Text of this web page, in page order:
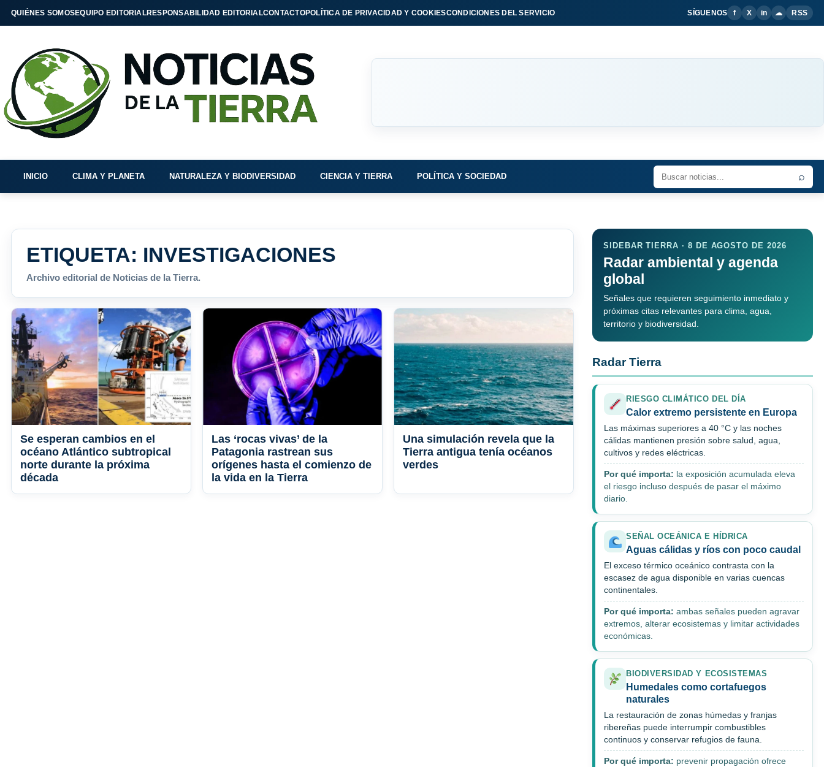
QUIÉNES SOMOSEQUIPO EDITORIALRESPONSABILIDAD EDITORIALCONTACTOPOLÍTICA DE PRIVACIDAD Y COOKIESCONDICIONES DEL SERVICIO SÍGUENOS f X in ☁ RSS
INICIO CLIMA Y PLANETA NATURALEZA Y BIODIVERSIDAD CIENCIA Y TIERRA POLÍTICA Y SOCIEDAD ⌕
ETIQUETA: INVESTIGACIONES
Archivo editorial de Noticias de la Tierra.
Se esperan cambios en el
océano Atlántico subtropical
norte durante la próxima
década
Las ‘rocas vivas’ de la
Patagonia rastrean sus
orígenes hasta el comienzo de
la vida en la Tierra
Una simulación revela que la
Tierra antigua tenía océanos
verdes
SIDEBAR TIERRA · 8 DE AGOSTO DE 2026
Radar ambiental y agenda
global
Señales que requieren seguimiento inmediato y
próximas citas relevantes para clima, agua,
territorio y biodiversidad.
Radar Tierra
RIESGO CLIMÁTICO DEL DÍA
Calor extremo persistente en Europa
Las máximas superiores a 40 °C y las noches
cálidas mantienen presión sobre salud, agua,
cultivos y redes eléctricas.
Por qué importa: la exposición acumulada eleva
el riesgo incluso después de pasar el máximo
diario.
SEÑAL OCEÁNICA E HÍDRICA
Aguas cálidas y ríos con poco caudal
El exceso térmico oceánico contrasta con la
escasez de agua disponible en varias cuencas
continentales.
Por qué importa: ambas señales pueden agravar
extremos, alterar ecosistemas y limitar actividades
económicas.
BIODIVERSIDAD Y ECOSISTEMAS
Humedales como cortafuegos
naturales
La restauración de zonas húmedas y franjas
ribereñas puede interrumpir combustibles
continuos y conservar refugios de fauna.
Por qué importa: prevenir propagación ofrece